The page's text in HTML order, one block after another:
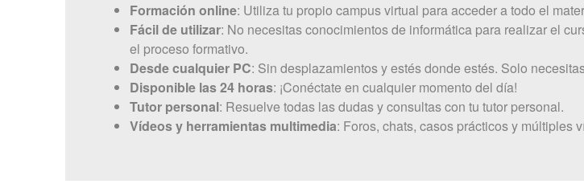
Formación online: Utiliza tu propio campus virtual para acceder a todo el
Fácil de utilizar: No necesitas conocimientos de informática para realizar el
el proceso formativo.
Desde cualquier PC: Sin desplazamientos y estés donde estés. Solo
Disponible las 24 horas: ¡Conéctate en cualquier momento del día!
Tutor personal: Resuelve todas las dudas y consultas con tu tutor personal.
Vídeos y herramientas multimedia: Foros, chats, casos prácticos y múltiples